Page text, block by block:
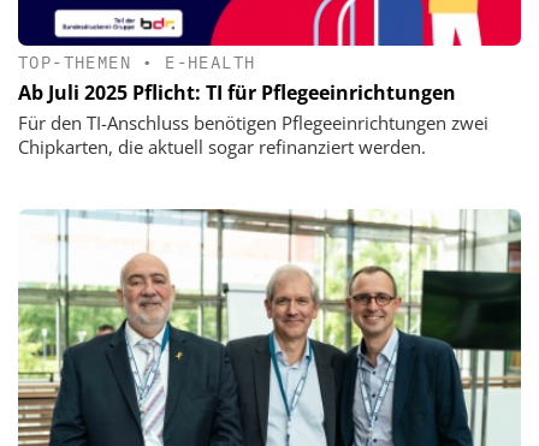
TOP-THEMEN • E-HEALTH
Ab Juli 2025 Pflicht: TI für Pflegeeinrichtungen
Für den TI-Anschluss benötigen Pflegeeinrichtungen zwei
Chipkarten, die aktuell sogar refinanziert werden.